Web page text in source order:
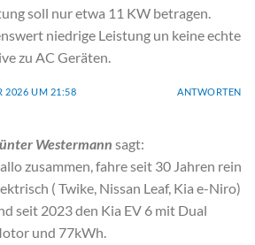
soll nur etwa 11 KW betragen.
niedrige Leistung un keine echte
zu AC Geräten.
2026 UM 21:58 ANTWORTEN
Westermann sagt:
zusammen, fahre seit 30 Jahren rein
( Twike, Nissan Leaf, Kia e-Niro)
seit 2023 den Kia EV 6 mit Dual
und 77kWh.